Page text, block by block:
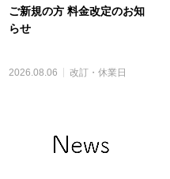
ご新規の方 料金改定のお知
らせ
2026.08.06 改訂・休業日